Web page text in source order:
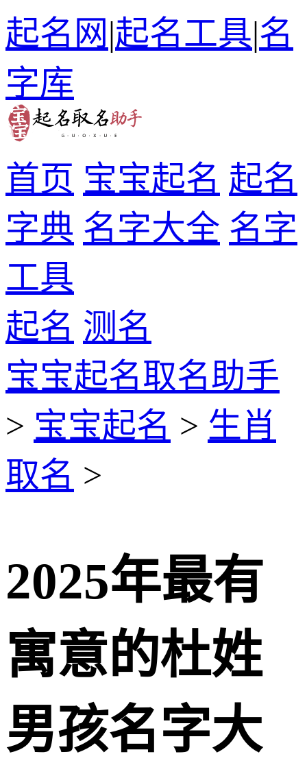
起名网|起名工具|名
字库
首页 宝宝起名 起名
字典 名字大全 名字
工具
起名 测名
宝宝起名取名助手
> 宝宝起名 > 生肖
取名 >
2025年最有
寓意的杜姓
男孩名字大